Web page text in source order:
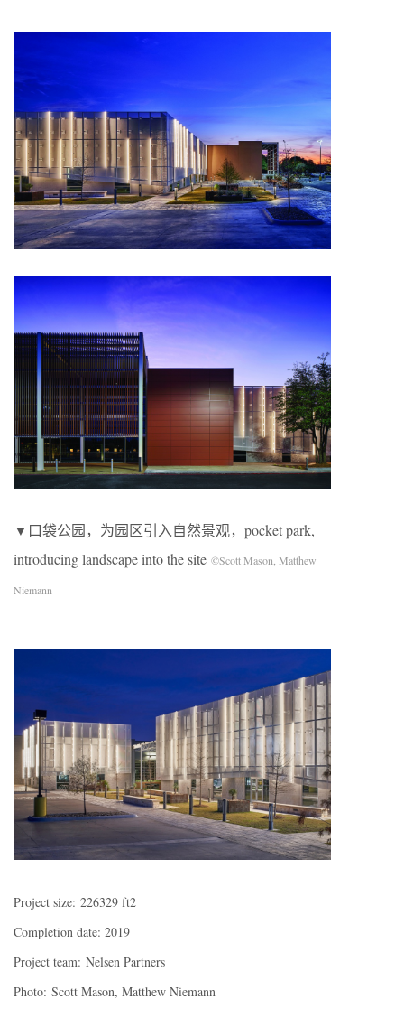
▼口袋公园，为园区引入自然景观，pocket park,
introducing landscape into the site ©Scott Mason, Matthew
Niemann
Project size: 226329 ft2
Completion date: 2019
Project team: Nelsen Partners
Photo: Scott Mason, Matthew Niemann